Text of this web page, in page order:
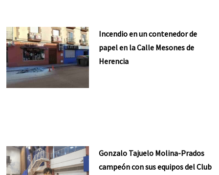
Incendio en un contenedor de
papel en la Calle Mesones de
Herencia
Gonzalo Tajuelo Molina-Prados
campeón con sus equipos del Club